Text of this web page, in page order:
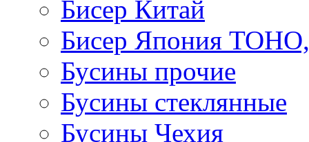
Бисер Китай
Бисер Япония
Бусины прочие
Бусины стеклянные
Бусины Чехия